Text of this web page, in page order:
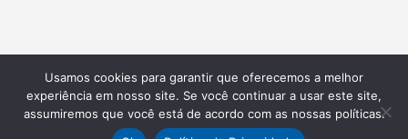
Usamos cookies para garantir que oferecemos a melhor
experiência em nosso site. Se você continuar a usar este site,
assumiremos que você está de acordo com as nossas políticas.